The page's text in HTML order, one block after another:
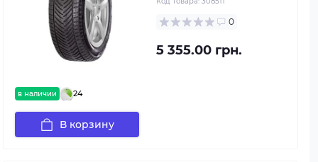
в наличии 24
0
5 355.00 грн.
В корзину